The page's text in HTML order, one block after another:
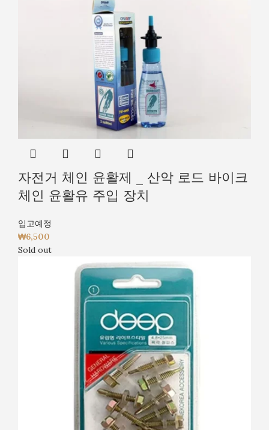
자전거 체인 윤활제 _ 산악 로드 바이크
체인 윤활유 주입 장치
입고예정
₩6,500
Sold out